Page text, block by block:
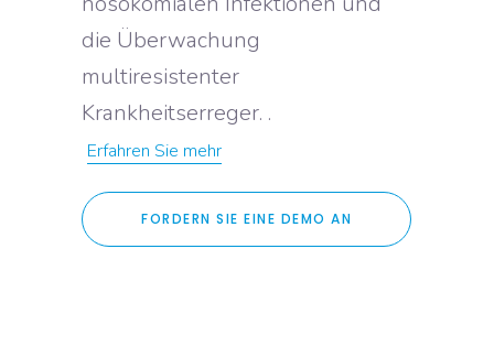
die Überwachung
multiresistenter
Krankheitserreger. .
Erfahren Sie mehr
FORDERN SIE EINE DEMO AN